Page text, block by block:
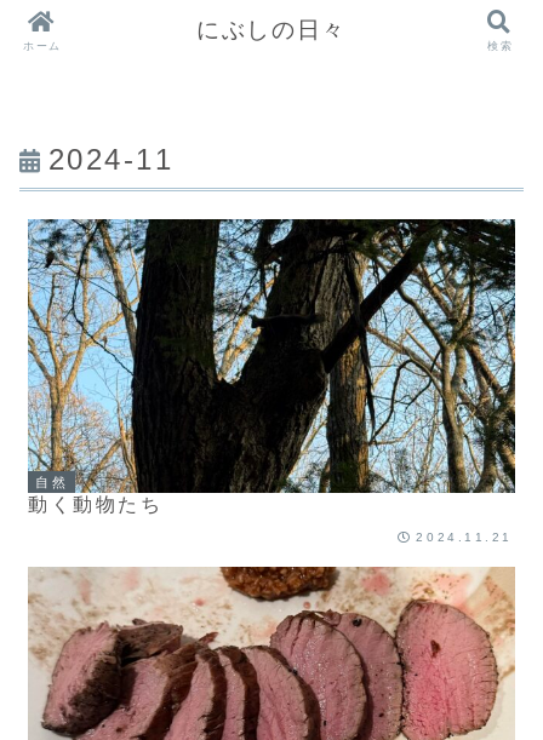
2024-11
自然
動く動物たち
2024.11.21
ホーム
にぶしの日々
検索